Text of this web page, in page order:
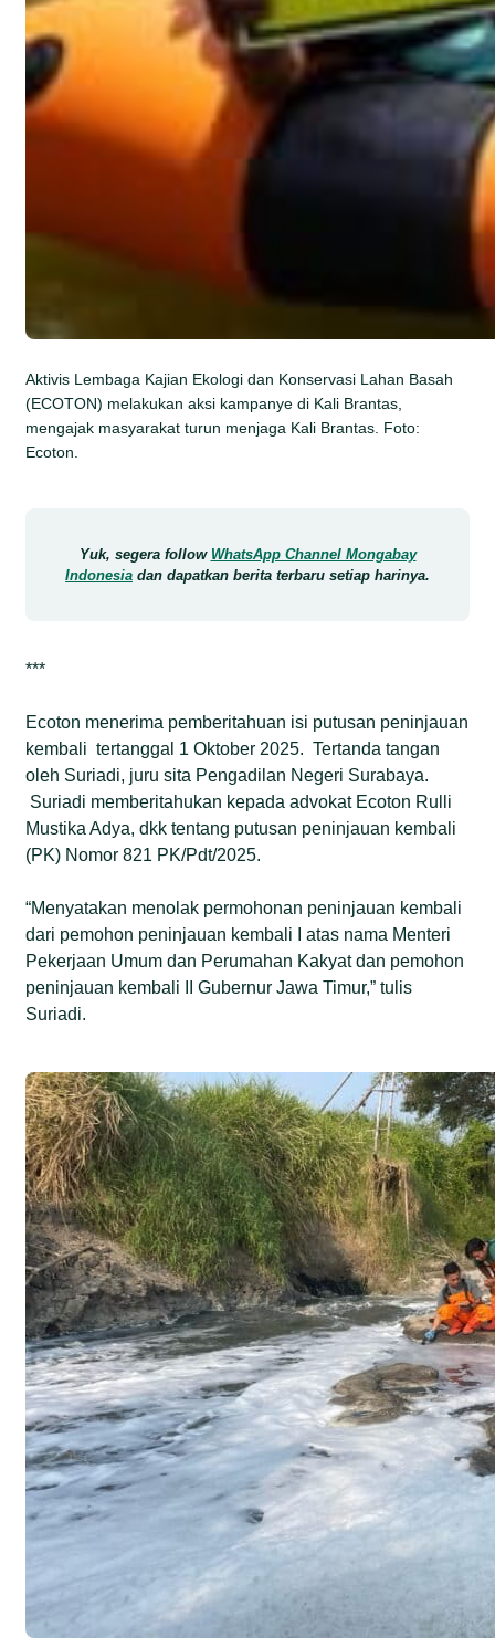
Aktivis Lembaga Kajian Ekologi dan Konservasi Lahan Basah
(ECOTON) melakukan aksi kampanye di Kali Brantas,
mengajak masyarakat turun menjaga Kali Brantas. Foto:
Ecoton.
Yuk, segera follow WhatsApp Channel Mongabay
Indonesia dan dapatkan berita terbaru setiap harinya.
***
Ecoton menerima pemberitahuan isi putusan peninjauan
kembali tertanggal 1 Oktober 2025. Tertanda tangan
oleh Suriadi, juru sita Pengadilan Negeri Surabaya.
Suriadi memberitahukan kepada advokat Ecoton Rulli
Mustika Adya, dkk tentang putusan peninjauan kembali
(PK) Nomor 821 PK/Pdt/2025.
“Menyatakan menolak permohonan peninjauan kembali
dari pemohon peninjauan kembali I atas nama Menteri
Pekerjaan Umum dan Perumahan Kakyat dan pemohon
peninjauan kembali II Gubernur Jawa Timur,” tulis
Suriadi.